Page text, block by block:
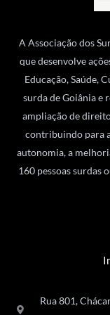
A Associação dos
que desenvolve
Educação, Saúde,
surda de Goiânia e
ampliação de
contribuindo para
autonomia, a
160 pessoas surdas
Rua 801,